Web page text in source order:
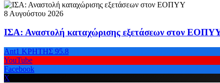
8 Αυγούστου 2026
ΙΣΑ: Αναστολή καταχώρισης εξετάσεων στον
Ant1 ΚΡΗΤΗΣ 95.8
YouTube
Facebook
X